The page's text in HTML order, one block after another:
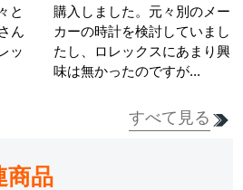
と
ん
ッ
購入しました。元々別のメー
カーの時計を検討していまし
たし、ロレックスにあまり興
味は無かったのですが...
すべて見る
商品